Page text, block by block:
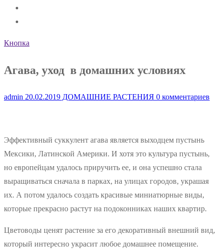
Кнопка
Агава, уход в домашних условиях
admin 20.02.2019 ДОМАШНИЕ РАСТЕНИЯ 0 комментариев
Эффективный суккулент агава является выходцем пустынь
Мексики, Латинской Америки. И хотя это культура пустынь,
но европейцам удалось приручить ее, и она успешно стала
выращиваться сначала в парках, на улицах городов, украшая
их. А потом удалось создать красивые миниатюрные виды,
которые прекрасно растут на подоконниках наших квартир.
Цветоводы ценят растение за его декоративный внешний вид,
который интересно украсит любое домашнее помещение.